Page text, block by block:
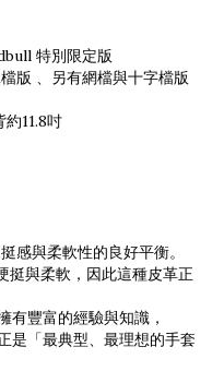
特別限定版
版 、另有網檔與十字檔版
11.8吋
感與柔軟性的良好平衡。
挺與柔軟，因此這種皮革正
有豐富的經驗與知識，
是「最典型、最理想的手套